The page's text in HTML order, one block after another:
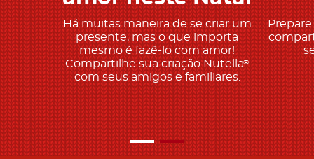
Há muitas maneira de se criar um
presente, mas o que importa
mesmo é fazê-lo com amor!
Compartilhe sua criação Nutella®
com seus amigos e familiares.